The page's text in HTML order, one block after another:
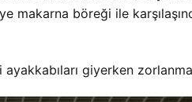
makarna böreği ile
giyerken